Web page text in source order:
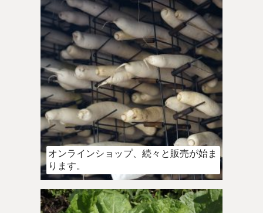
オンラインショップ、続々と販売が始ま
ります。